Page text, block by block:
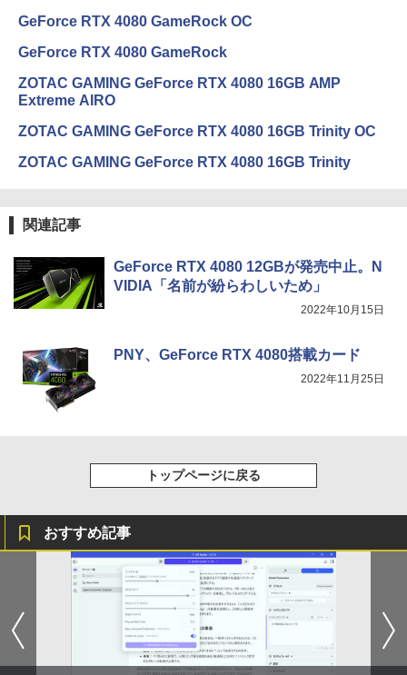
5
【エントリーで最大全額ポイント還元｜
ター Eye Care VA249HG [23.8型 /フルH
GeForce RTX 4080 GameRock OC
GeForce RTX 4080 GameRock
ZOTAC GAMING GeForce RTX 4080 16GB AMP
Extreme AIRO
ZOTAC GAMING GeForce RTX 4080 16GB Trinity OC
ZOTAC GAMING GeForce RTX 4080 16GB Trinity
関連記事
GeForce RTX 4080 12GBが発売中止。N
VIDIA「名前が紛らわしいため」
2022年10月15日
PNY、GeForce RTX 4080搭載カード
2022年11月25日
トップページに戻る
おすすめ記事